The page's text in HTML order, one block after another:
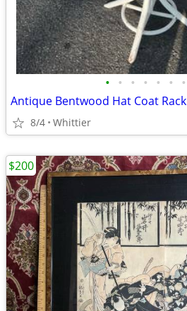
• • • • • • •
Antique Bentwood Hat Coat Rack
8/4 Whittier
$200